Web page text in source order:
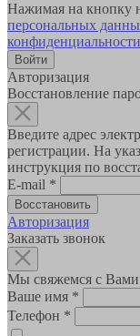
Нажимая на кнопку
персональных
конфиденциальности
Авторизация
Восстановление
Введите адрес
регистрации. На
инструкция по
E-mail *
Авторизация
Заказать звонок
Мы свяжемся с
Ваше имя *
Телефон *